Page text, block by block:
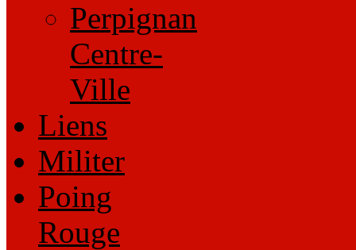
Perpignan
Centre-
Ville
Liens
Militer
Poing
Rouge